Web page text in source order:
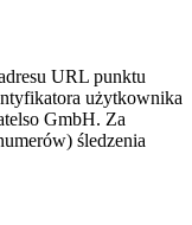
URL punktu
użytkownika
GmbH. Za
śledzenia